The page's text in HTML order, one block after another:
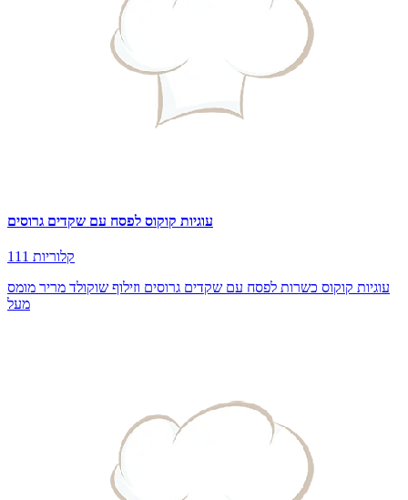
עוגיות קוקוס לפסח עם שקדים גרוסים
111 קלוריות
עוגיות קוקוס כשרות לפסח עם שקדים גרוסים וזילוף שוקולד מריר מומס
מעל